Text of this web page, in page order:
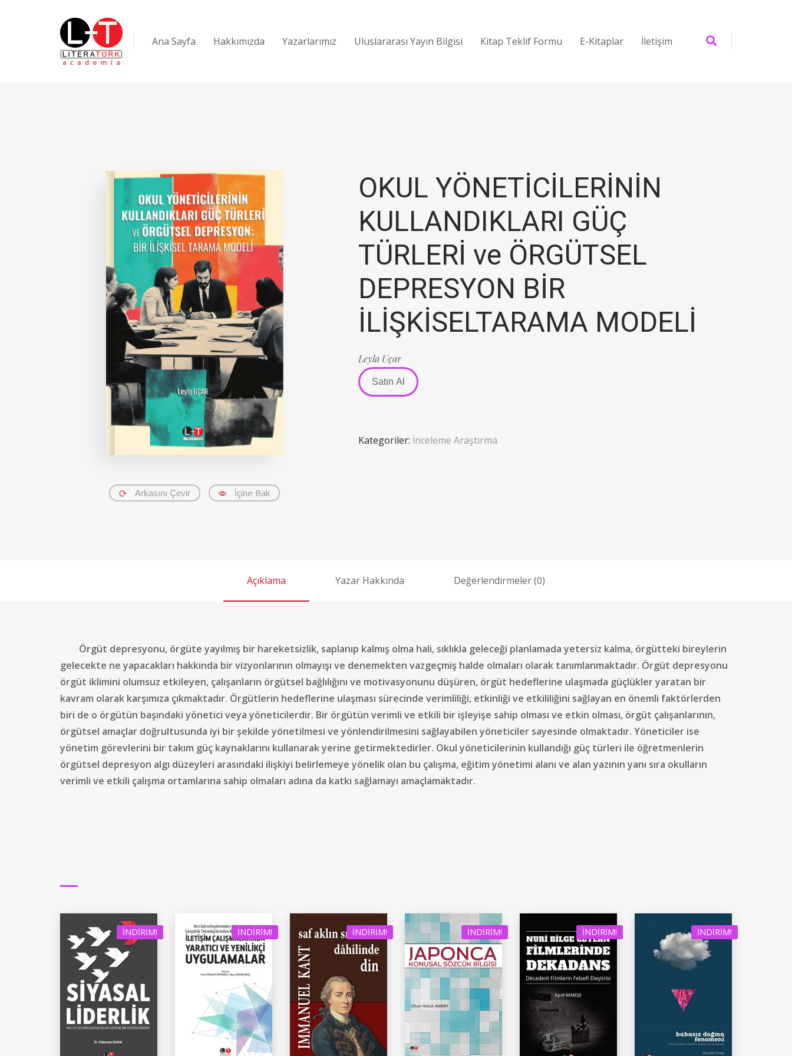
Ana Sayfa Hakkımızda Yazarlarımız Uluslararası Yayın Bilgisi Kitap Teklif Formu E-Kitaplar İletişim
Arkasını Çevir İçine Bak
OKUL YÖNETİCİLERİNİN
KULLANDIKLARI GÜÇ
TÜRLERİ ve ÖRGÜTSEL
DEPRESYON BİR
İLİŞKİSELTARAMA MODELİ
Leyla Uçar
Satın Al
Kategoriler: İnceleme Araştırma
Açıklama Yazar Hakkında Değerlendirmeler (0)
Örgüt depresyonu, örgüte yayılmış bir hareketsizlik, saplanıp kalmış olma hali, sıklıkla geleceği planlamada yetersiz kalma, örgütteki bireylerin
gelecekte ne yapacakları hakkında bir vizyonlarının olmayışı ve denemekten vazgeçmiş halde olmaları olarak tanımlanmaktadır. Örgüt depresyonu
örgüt iklimini olumsuz etkileyen, çalışanların örgütsel bağlılığını ve motivasyonunu düşüren, örgüt hedeflerine ulaşmada güçlükler yaratan bir
kavram olarak karşımıza çıkmaktadır. Örgütlerin hedeflerine ulaşması sürecinde verimliliği, etkinliği ve etkililiğini sağlayan en önemli faktörlerden
biri de o örgütün başındaki yönetici veya yöneticilerdir. Bir örgütün verimli ve etkili bir işleyişe sahip olması ve etkin olması, örgüt çalışanlarının,
örgütsel amaçlar doğrultusunda iyi bir şekilde yönetilmesi ve yönlendirilmesini sağlayabilen yöneticiler sayesinde olmaktadır. Yöneticiler ise
yönetim görevlerini bir takım güç kaynaklarını kullanarak yerine getirmektedirler. Okul yöneticilerinin kullandığı güç türleri ile öğretmenlerin
örgütsel depresyon algı düzeyleri arasındaki ilişkiyi belirlemeye yönelik olan bu çalışma, eğitim yönetimi alanı ve alan yazının yanı sıra okulların
verimli ve etkili çalışma ortamlarına sahip olmaları adına da katkı sağlamayı amaçlamaktadır.
İNDIRIM! İNDIRIM! İNDIRIM! İNDIRIM! İNDIRIM! İNDIRIM!